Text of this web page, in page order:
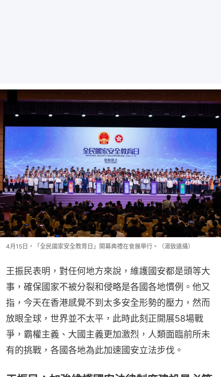
4月15日，「全民國家安全教育日」開幕典禮在會展舉行。（湯致遠攝）
王振民表明，對任何地方來說，維護國安都是頭等大
事，確保國家不被分裂和侵略是各國各地慣例。他又
指，今天在香港感覺不到太多安全形勢的壓力，然而
放眼全球，世界並不太平，此時此刻正開展58場戰
爭，霸權主義、大國主義更加激烈，人類面臨前所未
有的挑戰，各國各地為此加速國安立法步伐。